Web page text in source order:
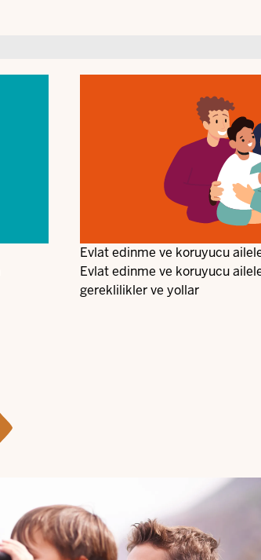
Evlat edinme ve koruyucu
Evlat edinme ve koruyucu
gereklilikler ve yollar